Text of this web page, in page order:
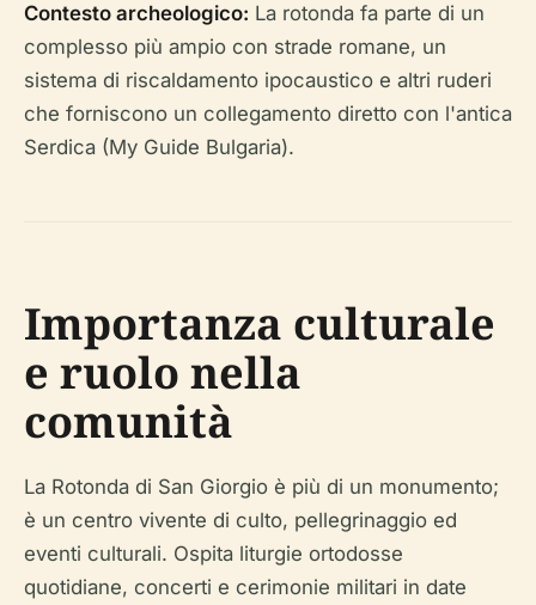
Contesto archeologico: La rotonda fa parte di un
complesso più ampio con strade romane, un
sistema di riscaldamento ipocaustico e altri ruderi
che forniscono un collegamento diretto con l'antica
Serdica (My Guide Bulgaria).
Importanza culturale
e ruolo nella
comunità
La Rotonda di San Giorgio è più di un monumento;
è un centro vivente di culto, pellegrinaggio ed
eventi culturali. Ospita liturgie ortodosse
quotidiane, concerti e cerimonie militari in date